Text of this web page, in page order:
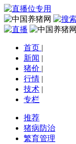
首页 |
新闻 |
猪价 |
行情 |
技术 |
专栏
推荐
猪病防治
繁育管理